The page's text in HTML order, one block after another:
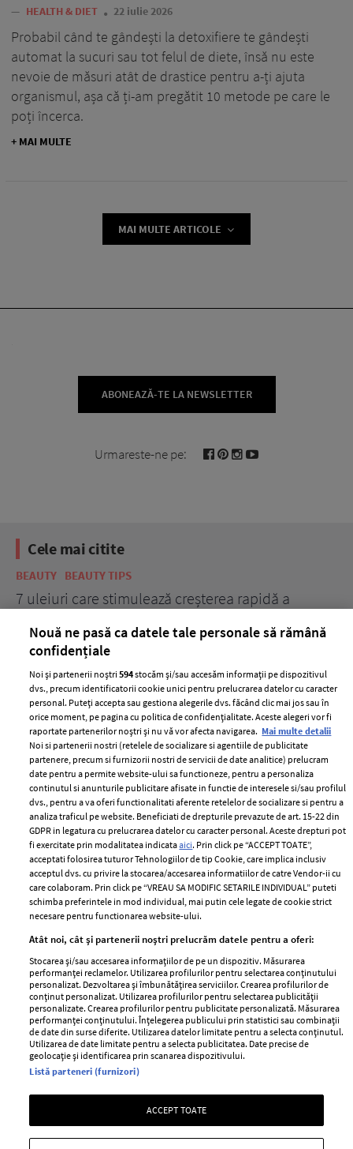
— HEALTH & DIET 22 iulie 2026
Probabil când te gândești la detoxifiere te gândești
automat la sucuri sau tot felul de diete, însă nu este
nevoie de măsuri atât de drastice pentru a-ți ajuta
organismul, așa că ți-am pregătit 10 metode pe care le
poți încerca.
+ MAI MULTE
MAI MULTE ARTICOLE
ABONEAZĂ-TE LA NEWSLETTER
Urmareste-ne pe:
Cele mai citite
BEAUTY BEAUTY TIPS
7 uleiuri care stimulează creșterea rapidă a
ELLE Style Awards
2024
Despre ELLE
Romania
Contact
Abonamente
Termeni si conditii
Politica de
confidențialitate
Politica de cookies
Publicitate
GSP
Unica
Baby
Retete
femei
Viva
Avantaje
Retete practice
Pariază responsabil! Decizia ONJN nr. 821/25.09.2025.
Jocurile de noroc sunt interzise minorilor.
Copyright © 2026 Ringier Romania SRL
Nouă ne pasă ca datele tale personale să rămână
confidențiale
Noi și partenerii noștri594stocăm și/sau accesăm informații pe dispozitivul
dvs., precum identificatorii cookie unici pentru prelucrarea datelor cu caracter
personal. Puteți accepta sau gestiona alegerile dvs. făcând clic mai jos sau în
orice moment, pe pagina cu politica de confidențialitate. Aceste alegeri vor fi
raportate partenerilor noștri și nu vă vor afecta navigarea. Mai multe detalii
Noi si partenerii nostri (retelele de socializare si agentiile de publicitate
partenere, precum si furnizorii nostri de servicii de date analitice) prelucram
date pentru a permite website-ului sa functioneze, pentru a personaliza
continutul si anunturile publicitare afisate in functie de interesele si/sau profilul
dvs., pentru a va oferi functionalitati aferente retelelor de socializare si pentru a
analiza traficul pe website. Beneficiati de drepturile prevazute de art. 15-22 din
GDPR in legatura cu prelucrarea datelor cu caracter personal. Aceste drepturi pot
fi exercitate prin modalitatea indicataaici. Prin click pe “ACCEPT TOATE”,
acceptati folosirea tuturor Tehnologiilor de tip Cookie, care implica inclusiv
acceptul dvs. cu privire la stocarea/accesarea informatiilor de catre Vendor-ii cu
care colaboram. Prin click pe “VREAU SA MODIFIC SETARILE INDIVIDUAL” puteti
schimba preferintele in mod individual, mai putin cele legate de cookie strict
necesare pentru functionarea website-ului.
Atât noi, cât și partenerii noștri prelucrăm datele pentru a oferi:
Stocarea și/sau accesarea informațiilor de pe un dispozitiv. Măsurarea
performanței reclamelor. Utilizarea profilurilor pentru selectarea conținutului
personalizat. Dezvoltarea și îmbunătățirea serviciilor. Crearea profilurilor de
conținut personalizat. Utilizarea profilurilor pentru selectarea publicității
personalizate. Crearea profilurilor pentru publicitate personalizată. Măsurarea
performanței conținutului. Înțelegerea publicului prin statistici sau combinații
de date din surse diferite. Utilizarea datelor limitate pentru a selecta conținutul.
Utilizarea de date limitate pentru a selecta publicitatea. Date precise de
geolocație și identificarea prin scanarea dispozitivului.
Listă parteneri (furnizori)
ACCEPT TOATE